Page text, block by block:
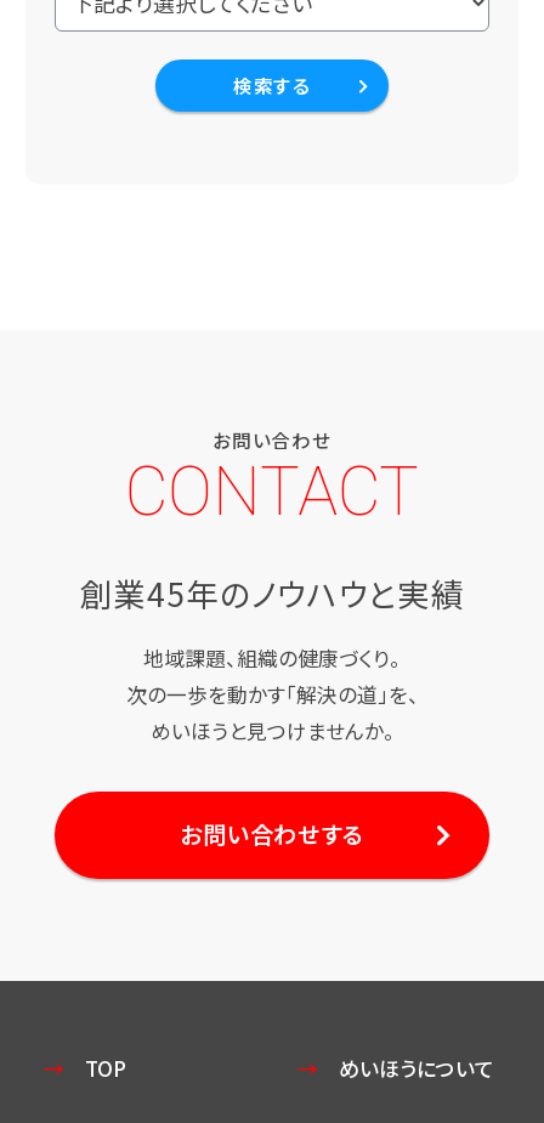
検索する
お問い合わせ
CONTACT
創業45年のノウハウと実績
地域課題、組織の健康づくり。
次の一歩を動かす「解決の道」を、
めいほうと見つけませんか。
お問い合わせする
TOP めいほうについて